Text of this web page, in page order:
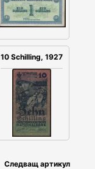
10 Schilling, 1927
Следващ артикул